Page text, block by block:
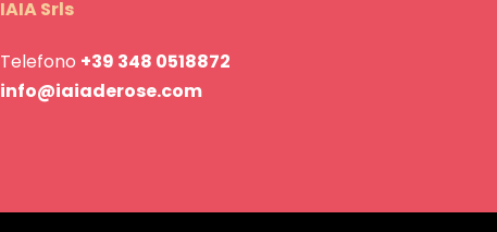
IAIA Srls
Telefono +39 348 0518872
info@iaiaderose.com